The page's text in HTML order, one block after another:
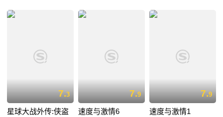
7.3
星球大战外传:侠盗
7.9
速度与激情6
7.9
速度与激情1